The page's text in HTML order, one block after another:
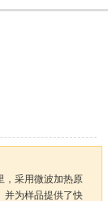
，采用微波加热原
并为样品提供了快